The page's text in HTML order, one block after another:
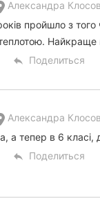
Александра
пройшло з
Найкраще
reply Поделиться
Александра
а тепер в 6
reply Поделиться